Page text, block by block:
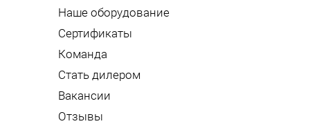
Наше оборудование
Сертификаты
Команда
Стать дилером
Вакансии
Отзывы